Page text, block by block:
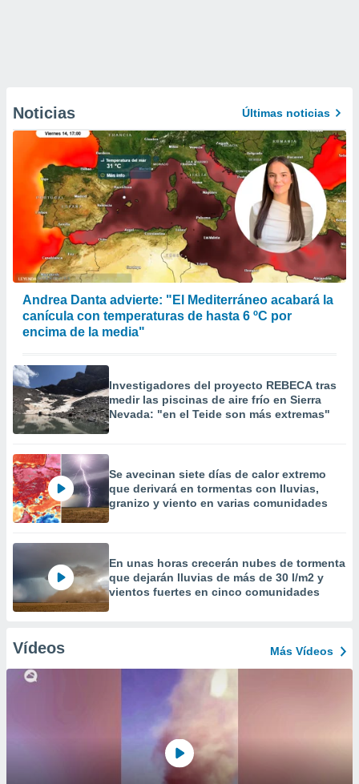
Noticias Últimas noticias
Andrea Danta advierte: "El Mediterráneo acabará la
canícula con temperaturas de hasta 6 ºC por
encima de la media"
Investigadores del proyecto REBECA tras
medir las piscinas de aire frío en Sierra
Nevada: "en el Teide son más extremas"
Se avecinan siete días de calor extremo
que derivará en tormentas con lluvias,
granizo y viento en varias comunidades
En unas horas crecerán nubes de tormenta
que dejarán lluvias de más de 30 l/m2 y
vientos fuertes en cinco comunidades
Vídeos Más Vídeos